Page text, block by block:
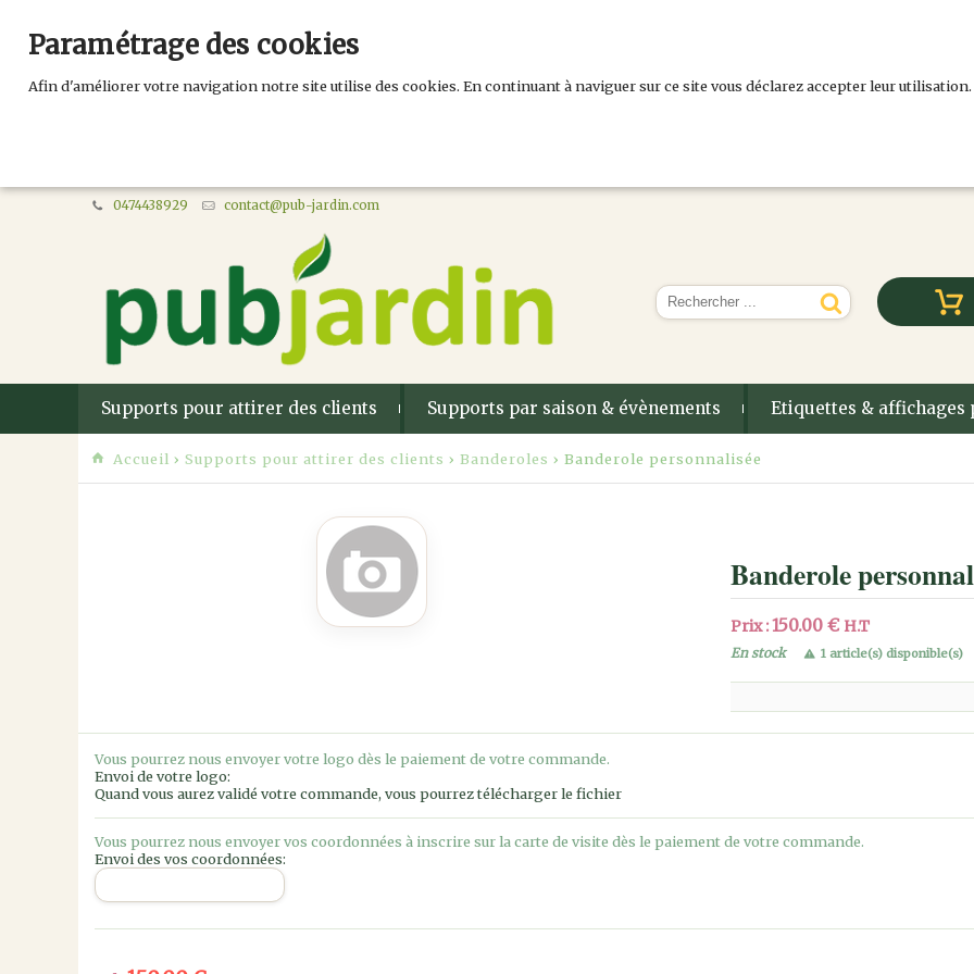
0474438929 contact@pub-jardin.com
Supports pour attirer des clients Supports par saison & évènements Etiquettes & affichages
Accueil › Supports pour attirer des clients › Banderoles › Banderole personnalisée
Banderole
Prix :150.00 € H.T
En stock 1 article(s) disponible(s)
Vous pourrez nous envoyer votre logo dès le paiement de votre commande.
Envoi de votre logo:
Quand vous aurez validé votre commande, vous pourrez télécharger le fichier
Vous pourrez nous envoyer vos coordonnées à inscrire sur la carte de visite dès le paiement de votre commande.
Envoi des vos coordonnées:
Paramétrage des cookies
Afin d'améliorer votre navigation notre site utilise des cookies. En continuant à naviguer sur ce site vous déclarez accepter leur utilisation.